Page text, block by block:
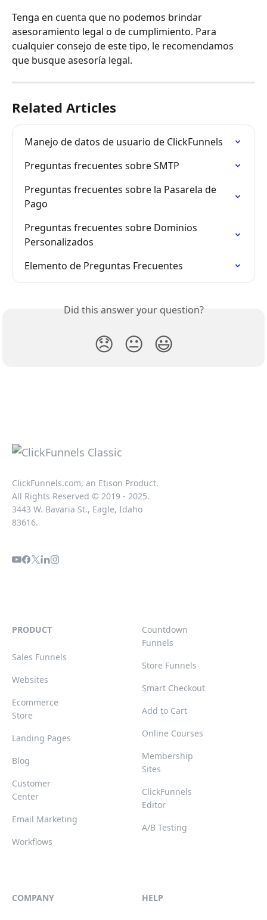
Tenga en cuenta que no podemos brindar
asesoramiento legal o de cumplimiento. Para
cualquier consejo de este tipo, le recomendamos
que busque asesoría legal.
Related Articles
Manejo de datos de usuario de ClickFunnels
Preguntas frecuentes sobre SMTP
Preguntas frecuentes sobre la Pasarela de
Pago
Preguntas frecuentes sobre Dominios
Personalizados
Elemento de Preguntas Frecuentes
Did this answer your question?
😞 😐 😃
ClickFunnels.com, an Etison Product.
All Rights Reserved © 2019 - 2025.
3443 W. Bavaria St., Eagle, Idaho
83616.
PRODUCT
Sales Funnels
Websites
Ecommerce
Store
Landing Pages
Blog
Customer
Center
Email Marketing
Workflows
Countdown
Funnels
Store Funnels
Smart Checkout
Add to Cart
Online Courses
Membership
Sites
ClickFunnels
Editor
A/B Testing
COMPANY HELP